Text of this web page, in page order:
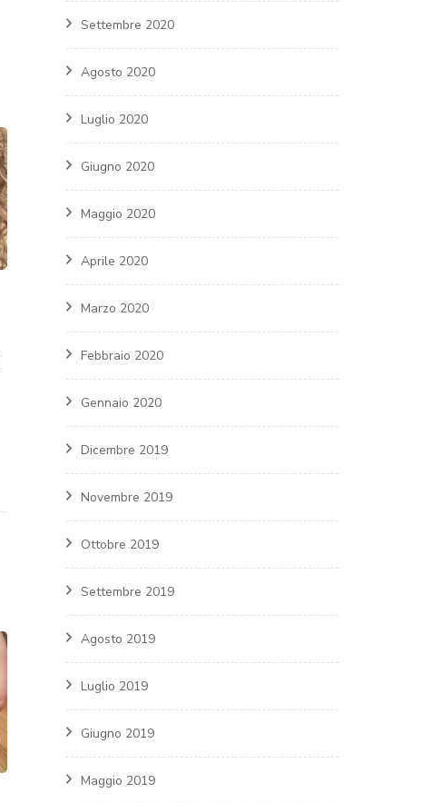
Settembre 2020
Agosto 2020
Luglio 2020
Giugno 2020
Maggio 2020
Aprile 2020
Marzo 2020
Febbraio 2020
Gennaio 2020
Dicembre 2019
Novembre 2019
Ottobre 2019
Settembre 2019
Agosto 2019
Luglio 2019
Giugno 2019
Maggio 2019